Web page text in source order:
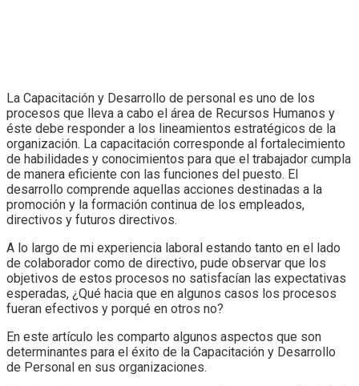
La Capacitación y Desarrollo de personal es uno de los
procesos que lleva a cabo el área de Recursos Humanos y
éste debe responder a los lineamientos estratégicos de la
organización. La capacitación corresponde al fortalecimiento
de habilidades y conocimientos para que el trabajador cumpla
de manera eficiente con las funciones del puesto. El
desarrollo comprende aquellas acciones destinadas a la
promoción y la formación continua de los empleados,
directivos y futuros directivos.
A lo largo de mi experiencia laboral estando tanto en el lado
de colaborador como de directivo, pude observar que los
objetivos de estos procesos no satisfacían las expectativas
esperadas, ¿Qué hacia que en algunos casos los procesos
fueran efectivos y porqué en otros no?
En este artículo les comparto algunos aspectos que son
determinantes para el éxito de la Capacitación y Desarrollo
de Personal en sus organizaciones.